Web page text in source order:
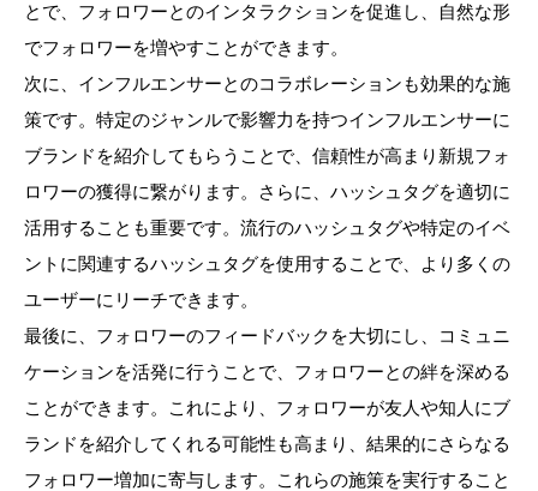
とで、フォロワーとのインタラクションを促進し、自然な形
でフォロワーを増やすことができます。
次に、インフルエンサーとのコラボレーションも効果的な施
策です。特定のジャンルで影響力を持つインフルエンサーに
ブランドを紹介してもらうことで、信頼性が高まり新規フォ
ロワーの獲得に繋がります。さらに、ハッシュタグを適切に
活用することも重要です。流行のハッシュタグや特定のイベ
ントに関連するハッシュタグを使用することで、より多くの
ユーザーにリーチできます。
最後に、フォロワーのフィードバックを大切にし、コミュニ
ケーションを活発に行うことで、フォロワーとの絆を深める
ことができます。これにより、フォロワーが友人や知人にブ
ランドを紹介してくれる可能性も高まり、結果的にさらなる
フォロワー増加に寄与します。これらの施策を実行すること